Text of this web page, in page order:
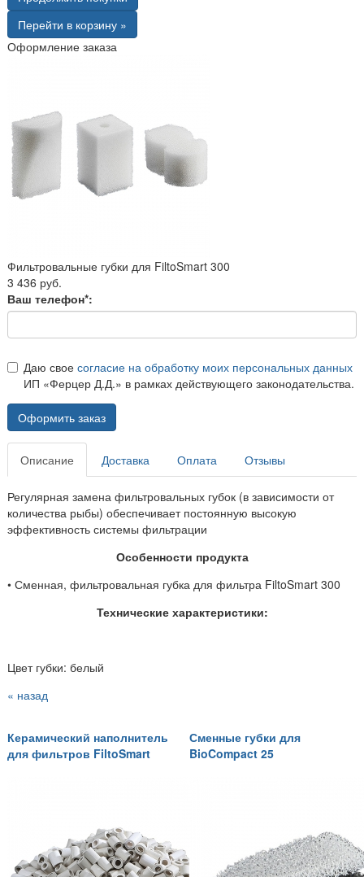
Перейти в корзину »
Оформление заказа
Фильтровальные губки для FiltoSmart 300
3 436 руб.
Ваш телефон*:
Даю свое согласие на обработку моих персональных данных
ИП «Ферцер Д.Д.» в рамках действующего законодательства.
Оформить заказ
Описание Доставка Оплата Отзывы
Регулярная замена фильтровальных губок (в зависимости от
количества рыбы) обеспечивает постоянную высокую
эффективность системы фильтрации
Особенности продукта
• Сменная, фильтровальная губка для фильтра FiltoSmart 300
Технические характеристики:
Цвет губки: белый
« назад
Керамический наполнитель
для фильтров FiltoSmart
Сменные губки для
BioCompact 25